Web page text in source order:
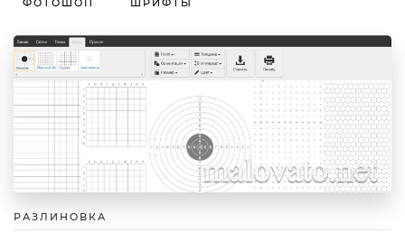
ФОТОШОП ШРИФТЫ
РАЗЛИНОВКА